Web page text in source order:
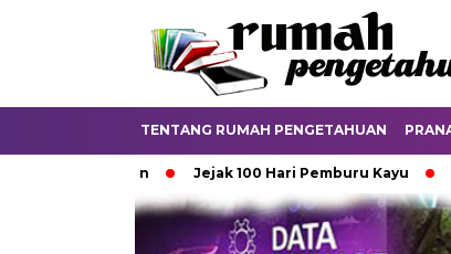
TENTANG RUMAH PENGETAHUAN
Jejak 100 Hari Pemburu Kayu Ketika